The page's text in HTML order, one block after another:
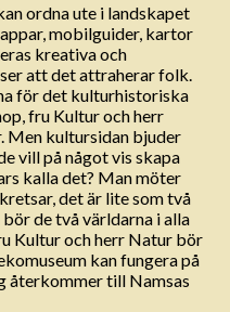
ordna ute i landskapet
mobilguider, kartor
kreativa och
att det attraherar folk.
för det kulturhistoriska
fru Kultur och herr
Men kultursidan bjuder
vill på något vis skapa
kalla det? Man möter
det är lite som två
de två världarna i alla
Kultur och herr Natur bör
kan fungera på
återkommer till Namsas